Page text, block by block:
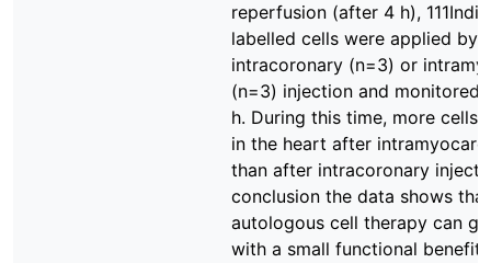
reperfusion (after 4 h),
labelled cells were applied by
intracoronary (n=3) or
(n=3) injection and monitored
h. During this time, more cells
in the heart after
than after intracoronary
conclusion the data shows
autologous cell therapy can
with a small functional benefit